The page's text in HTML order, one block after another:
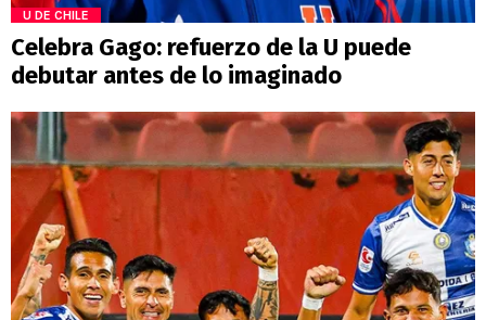
U DE CHILE
Celebra Gago: refuerzo de la U puede
debutar antes de lo imaginado